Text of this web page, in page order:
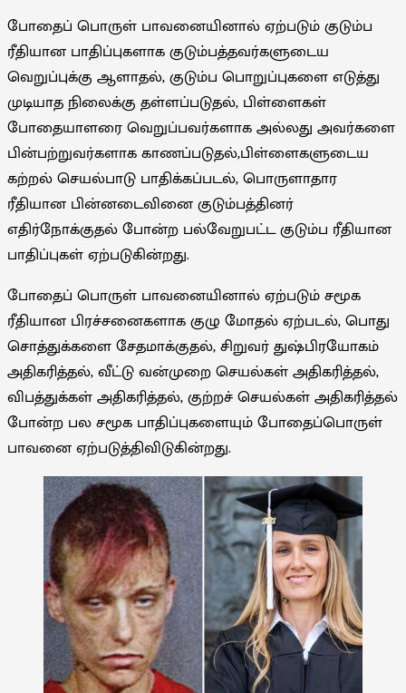
போதைப் பொருள் பாவனையினால் ஏற்படும் குடும்ப
ரீதியான பாதிப்புகளாக குடும்பத்தவர்களுடைய
வெறுப்புக்கு ஆளாதல், குடும்ப பொறுப்புகளை எடுத்து
முடியாத நிலைக்கு தள்ளப்படுதல், பிள்ளைகள்
போதையாளரை வெறுப்பவர்களாக அல்லது அவர்களை
பின்பற்றுவர்களாக காணப்படுதல்,பிள்ளைகளுடைய
கற்றல் செயல்பாடு பாதிக்கப்படல், பொருளாதார
ரீதியான பின்னடைவினை குடும்பத்தினர்
எதிர்நோக்குதல் போன்ற பல்வேறுபட்ட குடும்ப ரீதியான
பாதிப்புகள் ஏற்படுகின்றது.
போதைப் பொருள் பாவனையினால் ஏற்படும் சமூக
ரீதியான பிரச்சனைகளாக குழு மோதல் ஏற்படல், பொது
சொத்துக்களை சேதமாக்குதல், சிறுவர் துஷ்பிரயோகம்
அதிகரித்தல், வீட்டு வன்முறை செயல்கள் அதிகரித்தல்,
விபத்துக்கள் அதிகரித்தல், குற்றச் செயல்கள் அதிகரித்தல்
போன்ற பல சமூக பாதிப்புகளையும் போதைப்பொருள்
பாவனை ஏற்படுத்திவிடுகின்றது.